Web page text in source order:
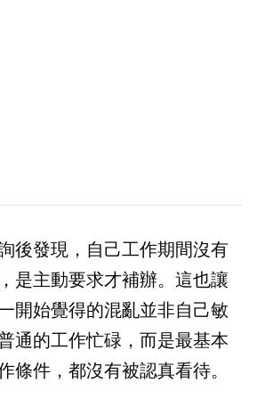
後發現，自己工作期間沒有
是主動要求才補辦。這也讓
開始覺得的混亂並非自己敏
通的工作忙碌，而是最基本
條件，都沒有被認真看待。